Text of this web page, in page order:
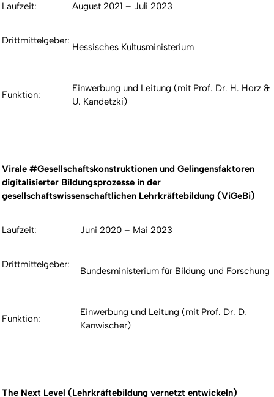
Laufzeit: August 2021 – Juli 2023
Drittmittelgeber:
Hessisches Kultusministerium
Funktion:
Einwerbung und Leitung (mit Prof. Dr. H. Horz &
U. Kandetzki)
Virale #Gesellschaftskonstruktionen und Gelingensfaktoren
digitalisierter Bildungsprozesse in der
gesellschaftswissenschaftlichen Lehrkräftebildung (ViGeBi)
Laufzeit: Juni 2020 – Mai 2023
Drittmittelgeber:
Bundesministerium für Bildung und Forschung
Funktion:
Einwerbung und Leitung (mit Prof. Dr. D.
Kanwischer)
The Next Level (Lehrkräftebildung vernetzt entwickeln)